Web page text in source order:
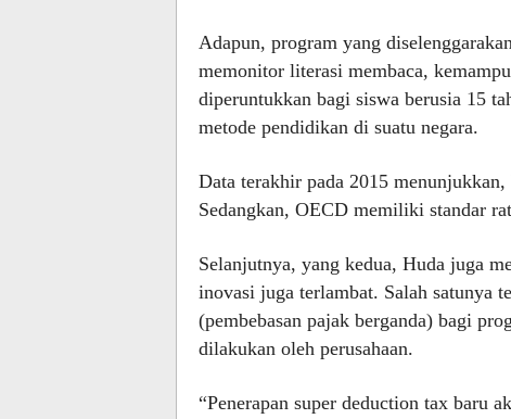
Adapun, program yang
memonitor literasi membaca,
diperuntukkan bagi siswa berusia 15
metode pendidikan di suatu negara.
Data terakhir pada 2015
Sedangkan, OECD memiliki standar
Selanjutnya, yang kedua, Huda juga
inovasi juga terlambat. Salah satunya
(pembebasan pajak berganda) bagi
dilakukan oleh perusahaan.
“Penerapan super deduction tax baru